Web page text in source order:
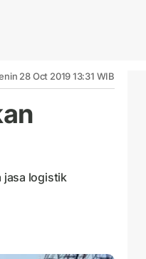
28 Oct 2019 13:31 WIB
jasa logistik